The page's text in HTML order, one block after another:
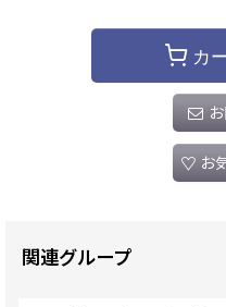
カ
お
関連グループ